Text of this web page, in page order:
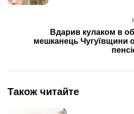
Вдарив кулаком в
мешканець Чугуївщини
Також читайте